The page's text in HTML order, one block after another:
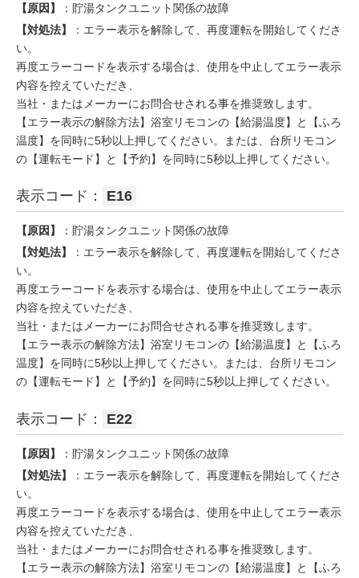
【原因】
：貯湯タンクユニット関係の故障
【対処法】
：エラー表示を解除して、再度運転を開始してくださ
い。
再度エラーコードを表示する場合は、使用を中止してエラー表示
内容を控えていただき、
当社・またはメーカーにお問合せされる事を推奨致します。
【エラー表示の解除方法】浴室リモコンの【給湯温度】と【ふろ
温度】を同時に5秒以上押してください。または、台所リモコン
の【運転モード】と【予約】を同時に5秒以上押してください。
表示コード： E16
【原因】
：貯湯タンクユニット関係の故障
【対処法】
：エラー表示を解除して、再度運転を開始してくださ
い。
再度エラーコードを表示する場合は、使用を中止してエラー表示
内容を控えていただき、
当社・またはメーカーにお問合せされる事を推奨致します。
【エラー表示の解除方法】浴室リモコンの【給湯温度】と【ふろ
温度】を同時に5秒以上押してください。または、台所リモコン
の【運転モード】と【予約】を同時に5秒以上押してください。
表示コード： E22
【原因】
：貯湯タンクユニット関係の故障
【対処法】
：エラー表示を解除して、再度運転を開始してくださ
い。
再度エラーコードを表示する場合は、使用を中止してエラー表示
内容を控えていただき、
当社・またはメーカーにお問合せされる事を推奨致します。
【エラー表示の解除方法】浴室リモコンの【給湯温度】と【ふろ